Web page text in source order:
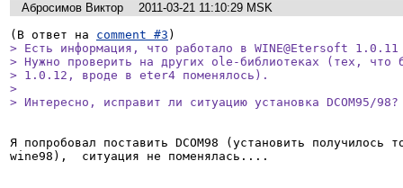
Абросимов Виктор
2011-03-21 11:10:29 MSK
(В ответ на comment #3
> Есть информация, что работало в WINE@Etersoft 1.0.11
> Нужно проверить на других ole-библиотеках (тех, что
> 1.0.12, вроде в eter4 поменялось).
>
> Интересно, исправит ли ситуацию установка DCOM95/98?
Я попробовал поставить DCOM98 (установить получилось
wine98),  ситуация не поменялась....